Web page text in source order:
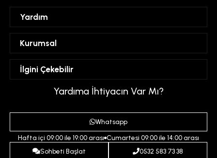
Yardım
Hesabım
Favorilerim
Kurumsal
Mesafeli Satış Sözleşmesi
Üyelik Sözleşmesi
Gizlilik ve Güvenlik Politikası
Ödeme ve Teslimat Koşulları
İptal ve İade Koşulları
İlgini Çekebilir
İndirim
Yardıma İhtiyacın Var Mı?
Whatsapp
Hafta içi 09:00 ile 19:00 arası Cumartesi 09:00 ile 14:00 arası
Sohbeti Başlat
0532 583 73 38